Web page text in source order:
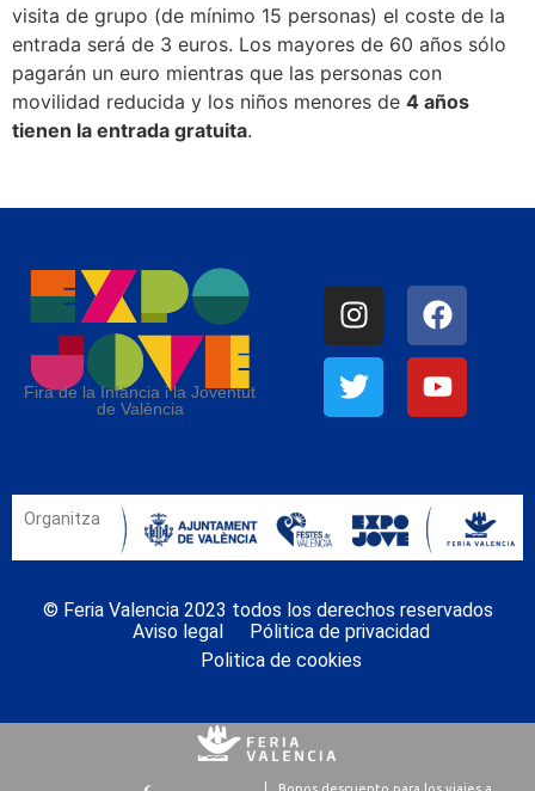
visita de grupo (de mínimo 15 personas) el coste de la
entrada será de 3 euros. Los mayores de 60 años sólo
pagarán un euro mientras que las personas con
movilidad reducida y los niños menores de 4 años
tienen la entrada gratuita.
Fira de la Infància i la Joventut
de València
Organitza
© Feria Valencia 2023 todos los derechos reservados
Aviso legal
Pólitica de privacidad
Politica de cookies